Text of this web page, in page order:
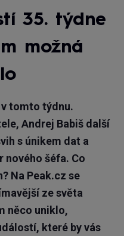
35. týdne
možná
tomto týdnu.
Andrej Babiš další
s únikem dat a
nového šéfa. Co
Na Peak.cz se
ze světa
něco uniklo,
které by vás